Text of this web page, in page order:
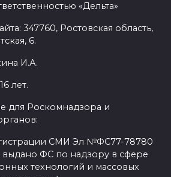
«Дельта»
347760, Ростовская область,
6.
И.А.
лет.
для Роскомнадзора и
СМИ Эл №ФС77-78780
выдано ФС по надзору в сфере
технологий и массовых